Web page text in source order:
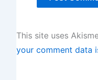
This site uses
your comment data